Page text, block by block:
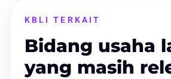
KBLI TERKAIT
Bidang usaha
yang masih